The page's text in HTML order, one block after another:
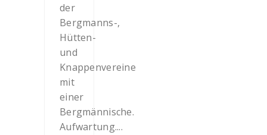
der
Bergmanns-,
Hütten-
und
Knappenvereine
mit
einer
Bergmännische.
Aufwartung....